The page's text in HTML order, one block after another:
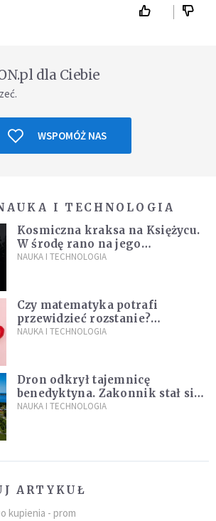
dla Ciebie
WSPOMÓŻ NAS
I TECHNOLOGIA
Kosmiczna kraksa na Księżycu.
W środę rano na jego
powierzchni dojdzie do
NAUKA I TECHNOLOGIA
Czy matematyka potrafi
przewidzieć rozstanie?
Naukowcy stworzyli model
NAUKA I TECHNOLOGIA
Dron odkrył tajemnicę
benedyktyna. Zakonnik stał się
sławny
NAUKA I TECHNOLOGIA
ARTYKUŁ
kupienia - prom